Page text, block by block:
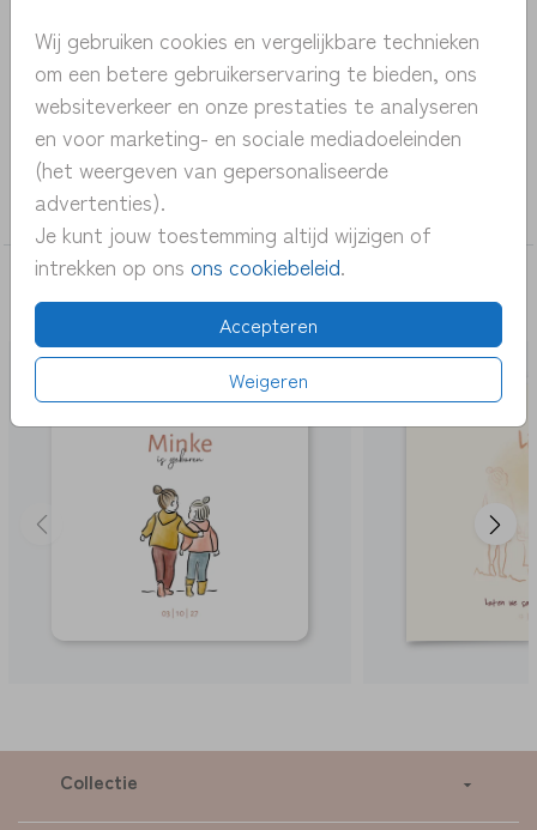
Wij gebruiken cookies en vergelijkbare technieken
om een betere gebruikerservaring te bieden, ons
websiteverkeer en onze prestaties te analyseren
en voor marketing- en sociale mediadoeleinden
(het weergeven van gepersonaliseerde
advertenties).
Je kunt jouw toestemming altijd wijzigen of
intrekken op ons ons cookiebeleid.
Accepteren
Weigeren
OMSCHRIJVING
lief geboortekaartje zomer met zonnebloemen en
hertje
COLLECTIE
meisje
DEZE KAARTEN VIND JE MISSCHIEN OOK
LEUK
Collectie